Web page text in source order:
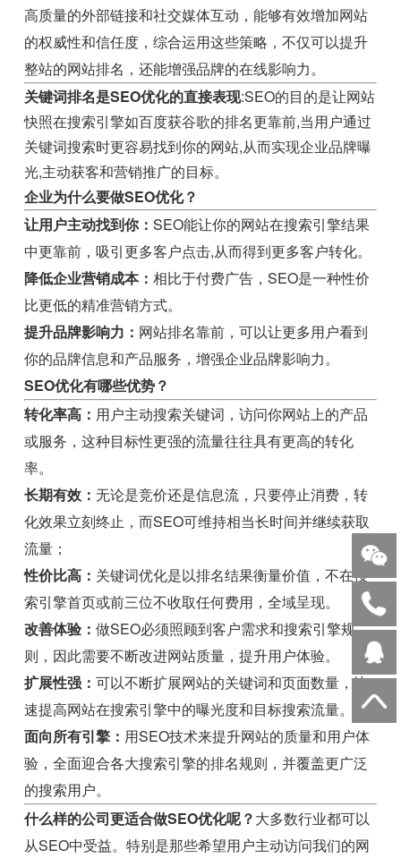
高质量的外部链接和社交媒体互动，能够有效增加网站
的权威性和信任度，综合运用这些策略，不仅可以提升
整站的网站排名，还能增强品牌的在线影响力。
关键词排名是SEO优化的直接表现:SEO的目的是让网站
快照在搜索引擎如百度获谷歌的排名更靠前,当用户通过
关键词搜索时更容易找到你的网站,从而实现企业品牌曝
光,主动获客和营销推广的目标。
企业为什么要做SEO优化？
让用户主动找到你：SEO能让你的网站在搜索引擎结果
中更靠前，吸引更多客户点击,从而得到更多客户转化。
降低企业营销成本：相比于付费广告，SEO是一种性价
比更低的精准营销方式。
提升品牌影响力： 网站排名靠前，可以让更多用户看到
你的品牌信息和产品服务，增强企业品牌影响力。
SEO优化有哪些优势？
转化率高： 用户主动搜索关键词，访问你网站上的产品
或服务，这种目标性更强的流量往往具有更高的转化
率。
长期有效：无论是竞价还是信息流，只要停止消费，转
化效果立刻终止，而SEO可维持相当长时间并继续获取
流量；
性价比高： 关键词优化是以排名结果衡量价值，不在搜
索引擎首页或前三位不收取任何费用，全域呈现。
改善体验：做SEO必须照顾到客户需求和搜索引擎规
则，因此需要不断改进网站质量，提升用户体验。
扩展性强：可以不断扩展网站的关键词和页面数量，快
速提高网站在搜索引擎中的曝光度和目标搜索流量。
面向所有引擎： 用SEO技术来提升网站的质量和用户体
验，全面迎合各大搜索引擎的排名规则，并覆盖更广泛
的搜索用户。
什么样的公司更适合做SEO优化呢？大多数行业都可以
从SEO中受益。特别是那些希望用户主动访问我们的网